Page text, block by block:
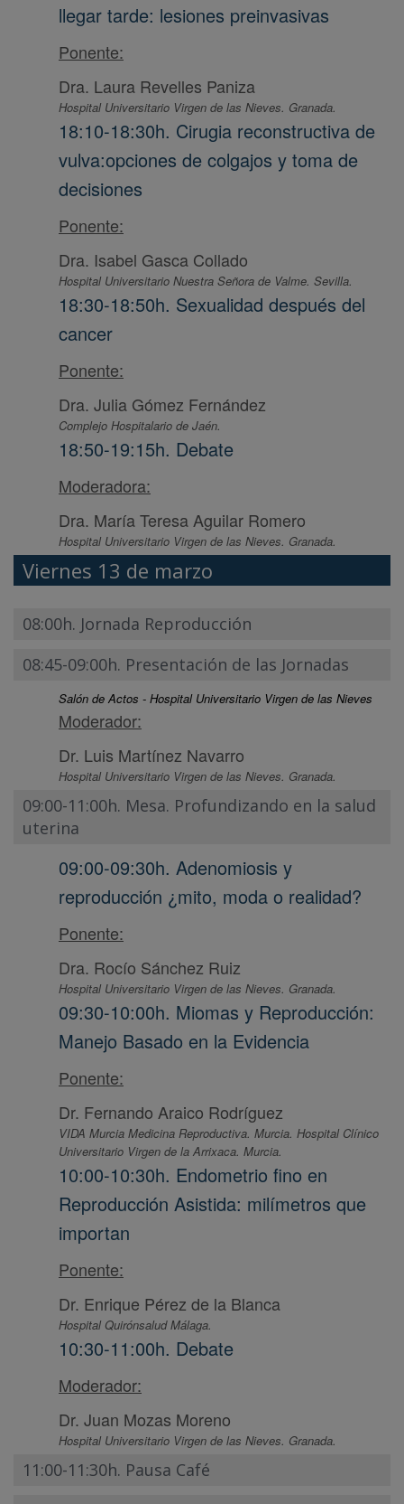
llegar tarde: lesiones preinvasivas
Ponente:
Dra. Laura Revelles Paniza
Hospital Universitario Virgen de las Nieves. Granada.
18:10-18:30h. Cirugia reconstructiva de
vulva:opciones de colgajos y toma de
decisiones
Ponente:
Dra. Isabel Gasca Collado
Hospital Universitario Nuestra Señora de Valme. Sevilla.
18:30-18:50h. Sexualidad después del
cancer
Ponente:
Dra. Julia Gómez Fernández
Complejo Hospitalario de Jaén.
18:50-19:15h. Debate
Moderadora:
Dra. María Teresa Aguilar Romero
Hospital Universitario Virgen de las Nieves. Granada.
Viernes 13 de marzo
08:00h. Jornada Reproducción
08:45-09:00h. Presentación de las Jornadas
Salón de Actos - Hospital Universitario Virgen de las Nieves
Moderador:
Dr. Luis Martínez Navarro
Hospital Universitario Virgen de las Nieves. Granada.
09:00-11:00h. Mesa. Profundizando en la salud
uterina
09:00-09:30h. Adenomiosis y
reproducción ¿mito, moda o realidad?
Ponente:
Dra. Rocío Sánchez Ruiz
Hospital Universitario Virgen de las Nieves. Granada.
09:30-10:00h. Miomas y Reproducción:
Manejo Basado en la Evidencia
Ponente:
Dr. Fernando Araico Rodríguez
VIDA Murcia Medicina Reproductiva. Murcia. Hospital Clínico
Universitario Virgen de la Arrixaca. Murcia.
10:00-10:30h. Endometrio fino en
Reproducción Asistida: milímetros que
importan
Ponente:
Dr. Enrique Pérez de la Blanca
Hospital Quirónsalud Málaga.
10:30-11:00h. Debate
Moderador:
Dr. Juan Mozas Moreno
Hospital Universitario Virgen de las Nieves. Granada.
11:00-11:30h. Pausa Café